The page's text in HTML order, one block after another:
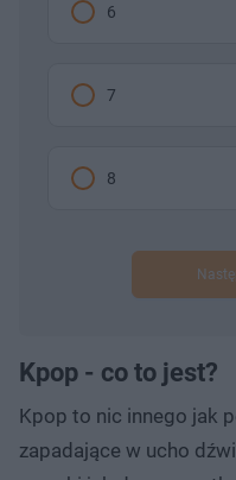
6
7
8
Kpop - co to jest?
Kpop to nic innego jak
zapadające w ucho